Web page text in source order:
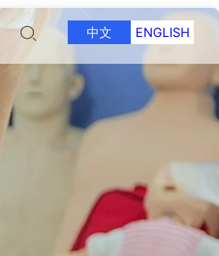
中文 ENGLISH